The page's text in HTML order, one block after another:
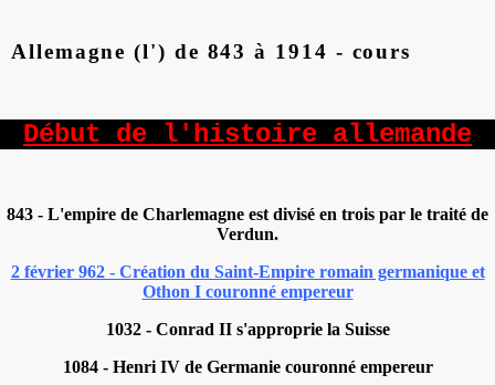
Allemagne (l') de 843 à 1914 - cours
Début de l'histoire allemande
843 - L'empire de Charlemagne est divisé en trois par le traité de
Verdun.
2 février 962 - Création du Saint-Empire romain germanique et
Othon I couronné empereur
1032 - Conrad II s'approprie la Suisse
1084 - Henri IV de Germanie couronné empereur